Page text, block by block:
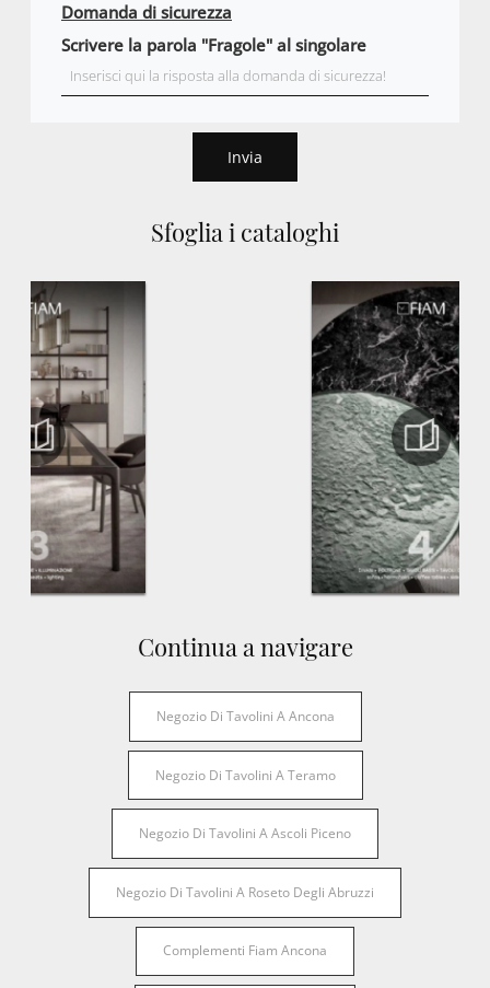
Sfoglia i cataloghi
Continua a navigare
Negozio Di Tavolini A Ancona
Negozio Di Tavolini A Teramo
Negozio Di Tavolini A Ascoli Piceno
Negozio Di Tavolini A Roseto Degli Abruzzi
Complementi Fiam Ancona
Domanda di sicurezza
Scrivere la parola "Fragole" al singolare
Invia